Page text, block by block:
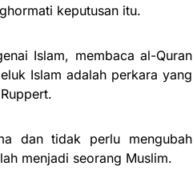
keputusan itu.
Islam, membaca al-Quran
Islam adalah perkara yang
dan tidak perlu mengubah
menjadi seorang Muslim.